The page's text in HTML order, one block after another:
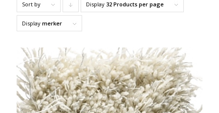
Sort by Click
products
descending
Display 32 Products per page
Display merker